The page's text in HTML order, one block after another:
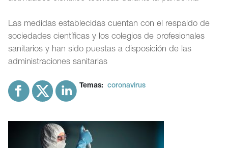
Las medidas establecidas cuentan con el respaldo de
sociedades científicas y los colegios de profesionales
sanitarios y han sido puestas a disposición de las
administraciones sanitarias
Temas: coronavirus